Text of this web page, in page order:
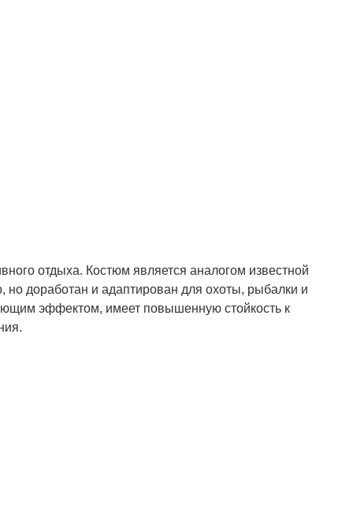
рыбацкий
специальной цене!
Костюм по ЛУЧШЕЙ ЦЕНЕ!
отдыха. Костюм является аналогом известной
но доработан и адаптирован для охоты, рыбалки и
эффектом, имеет повышенную стойкость к